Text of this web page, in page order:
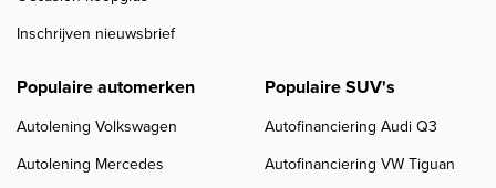
Inschrijven nieuwsbrief
Populaire automerken
Autolening Volkswagen
Autolening Mercedes
Populaire SUV's
Autofinanciering Audi Q3
Autofinanciering VW Tiguan